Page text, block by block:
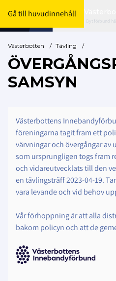
Gå till huvudinnehåll
Byt förbund här
Västerbotten / Tävling /
SAMSYN
Västerbottens
föreningarna tagit fram ett
värvningar och övergångar av
som ursprungligen togs fram
och vidareutvecklats till den
en tävlingsträff 2023-04-19.
vara levande och vid behov
Vår förhoppning är att alla
bakom policyn och att de